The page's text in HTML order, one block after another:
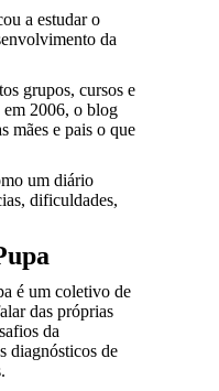
a estudar o
da
grupos, cursos e
em 2006, o blog
mães e pais o que
um diário
dificuldades,
é um coletivo de
das próprias
da
diagnósticos de